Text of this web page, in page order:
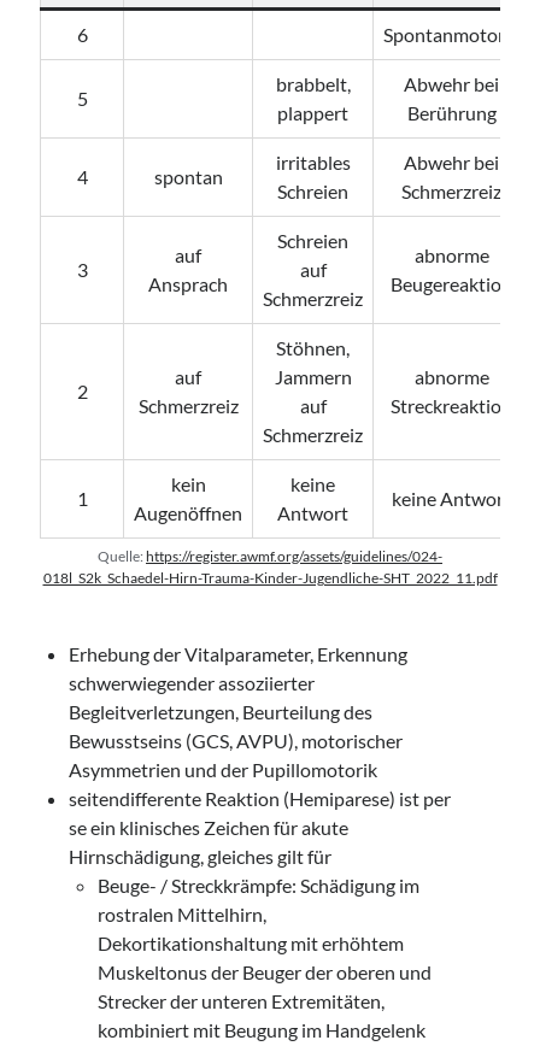
6 Spontanmotorik
5
brabbelt,
plappert
Abwehr bei
Berührung
4 spontan
irritables
Schreien
Abwehr bei
Schmerzreiz
3
auf
Ansprach
Schreien
auf
Schmerzreiz
abnorme
Beugereaktion
2
auf
Schmerzreiz
Stöhnen,
Jammern
auf
Schmerzreiz
abnorme
Streckreaktion
1
kein
Augenöffnen
keine
Antwort
keine Antwort
Quelle:https://register.awmf.org/assets/guidelines/024-
018l_S2k_Schaedel-Hirn-Trauma-Kinder-Jugendliche-SHT_2022_11.pdf
Erhebung der Vitalparameter, Erkennung
schwerwiegender assoziierter
Begleitverletzungen, Beurteilung des
Bewusstseins (GCS, AVPU), motorischer
Asymmetrien und der Pupillomotorik
seitendifferente Reaktion (Hemiparese) ist per
se ein klinisches Zeichen für akute
Hirnschädigung, gleiches gilt für
Beuge- / Streckkrämpfe: Schädigung im
rostralen Mittelhirn,
Dekortikationshaltung mit erhöhtem
Muskeltonus der Beuger der oberen und
Strecker der unteren Extremitäten,
kombiniert mit Beugung im Handgelenk